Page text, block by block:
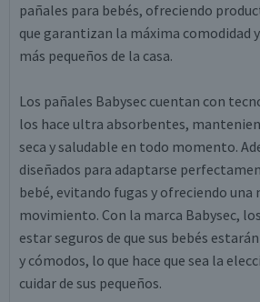
pañales para bebés, ofreciendo
que garantizan la máxima comodidad
más pequeños de la casa.
Los pañales Babysec cuentan con
los hace ultra absorbentes,
seca y saludable en todo momento.
diseñados para adaptarse
bebé, evitando fugas y ofreciendo una
movimiento. Con la marca Babysec,
estar seguros de que sus bebés
y cómodos, lo que hace que sea la
cuidar de sus pequeños.